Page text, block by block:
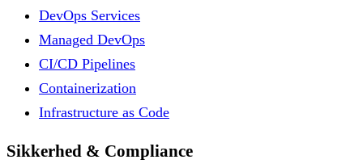
DevOps Services
Managed DevOps
CI/CD Pipelines
Containerization
Infrastructure as Code
Sikkerhed & Compliance